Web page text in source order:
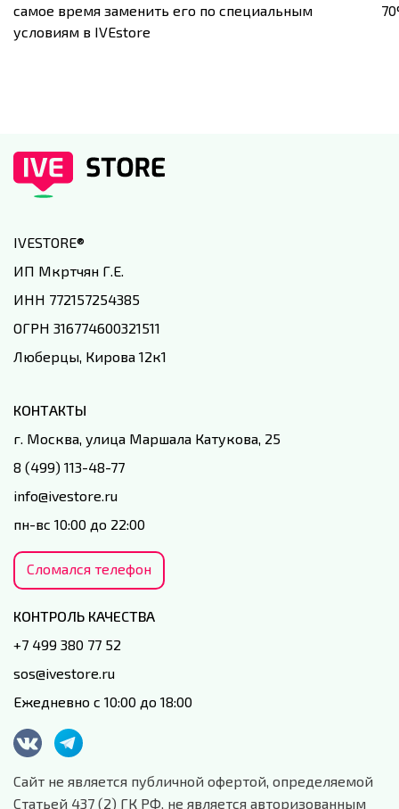
самое время заменить его по специальным
условиям в IVEstore
IVESTORE®
ИП Мкртчян Г.Е.
ИНН 772157254385
ОГРН 316774600321511
Люберцы, Кирова 12к1
КОНТАКТЫ
г. Москва, улица Маршала Катукова, 25
8 (499) 113-48-77
info@ivestore.ru
пн-вс 10:00 до 22:00
Сломался телефон
КОНТРОЛЬ КАЧЕСТВА
+7 499 380 77 52
sos@ivestore.ru
Ежедневно с 10:00 до 18:00
Сайт не является публичной офертой, определяемой
Статьей 437 (2) ГК РФ, не является авторизованным